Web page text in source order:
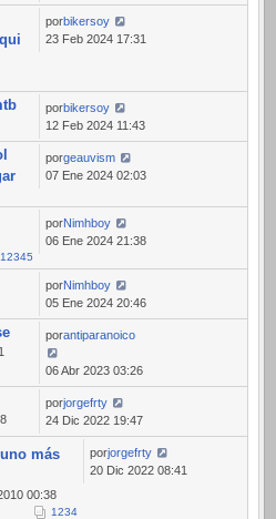
porbikersoy
23 Feb 2024 17:31
porbikersoy
12 Feb 2024 11:43
porgeauvism
07 Ene 2024 02:03
12345
porNimhboy
06 Ene 2024 21:38
porNimhboy
05 Ene 2024 20:46
porantiparanoico
06 Abr 2023 03:26
porjorgefrty
24 Dic 2022 19:47
más
00:38
1234
porjorgefrty
20 Dic 2022 08:41